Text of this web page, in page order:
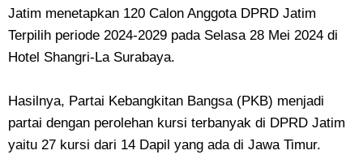
Jatim menetapkan 120 Calon Anggota DPRD Jatim
Terpilih periode 2024-2029 pada Selasa 28 Mei 2024 di
Hotel Shangri-La Surabaya.
Hasilnya, Partai Kebangkitan Bangsa (PKB) menjadi
partai dengan perolehan kursi terbanyak di DPRD Jatim
yaitu 27 kursi dari 14 Dapil yang ada di Jawa Timur.